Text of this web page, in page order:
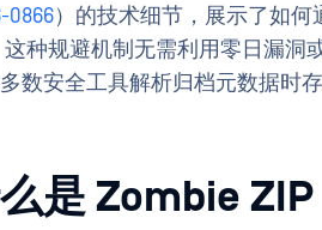
0866）的技术细节，展示了如何
这种规避机制无需利用零日漏洞
数安全工具解析归档元数据时存
是 Zombie ZIP